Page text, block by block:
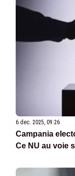
6 dec. 2025, 09:26
Campania
Ce NU au voie